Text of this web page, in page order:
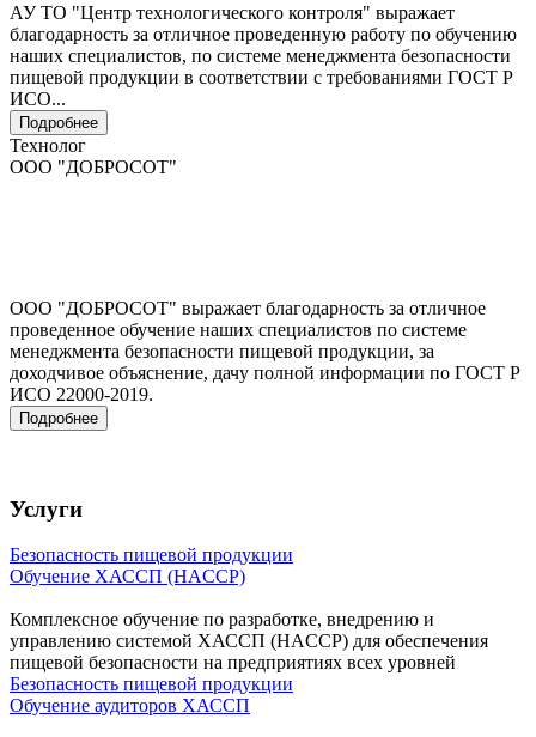
АУ ТО "Центр технологического контроля" выражает
благодарность за отличное проведенную работу по обучению
наших специалистов, по системе менеджмента безопасности
пищевой продукции в соответствии с требованиями ГОСТ Р
ИСО...
Подробнее
Технолог
ООО "ДОБРОСОТ"
ООО "ДОБРОСОТ" выражает благодарность за отличное
проведенное обучение наших специалистов по системе
менеджмента безопасности пищевой продукции, за
доходчивое объяснение, дачу полной информации по ГОСТ Р
ИСО 22000-2019.
Подробнее
Услуги
Безопасность пищевой продукции
Обучение ХАССП (HACCP)
Комплексное обучение по разработке, внедрению и
управлению системой ХАССП (HACCP) для обеспечения
пищевой безопасности на предприятиях всех уровней
Безопасность пищевой продукции
Обучение аудиторов ХАССП